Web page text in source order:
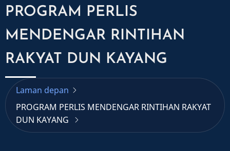
PROGRAM PERLIS
MENDENGAR RINTIHAN
RAKYAT DUN KAYANG
Laman depan
PROGRAM PERLIS MENDENGAR RINTIHAN RAKYAT
DUN KAYANG